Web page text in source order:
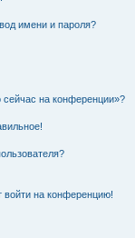
имени и пароля?
сейчас на конференции»?
войти на конференцию!